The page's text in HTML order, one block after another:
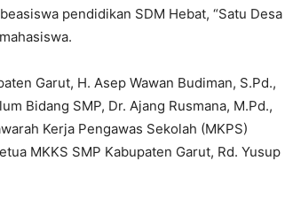
pendidikan SDM Hebat, “Satu Desa
Garut, H. Asep Wawan Budiman, S.Pd.,
Bidang SMP, Dr. Ajang Rusmana, M.Pd.,
Kerja Pengawas Sekolah (MKPS)
MKKS SMP Kabupaten Garut, Rd. Yusup